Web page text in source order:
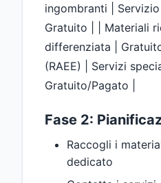
ingombranti | Servizio
Gratuito | | Materiali
differenziata |
(RAEE) | Servizi
Gratuito/Pagato |
Fase 2:
Raccogli i
dedicato